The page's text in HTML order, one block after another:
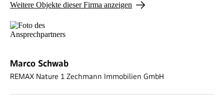
Weitere Objekte dieser Firma anzeigen
Marco Schwab
REMAX Nature 1 Zechmann Immobilien GmbH